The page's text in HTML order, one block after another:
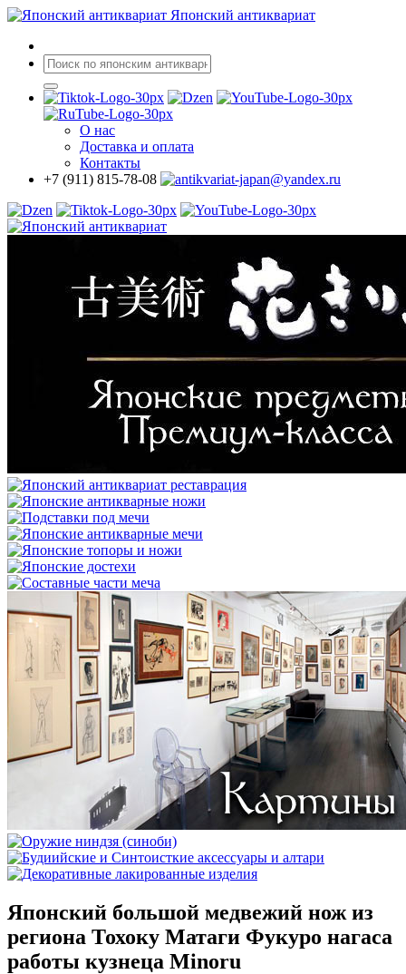
Японский антиквариат
О нас
Доставка и оплата
Контакты
+7 (911) 815-78-08
Японский большой медвежий нож из
региона Тохоку Матаги Фукуро нагаса
работы кузнеца Minoru